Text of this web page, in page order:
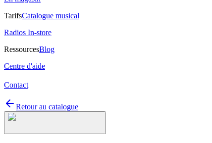
TarifsCatalogue musical
Radios In-store
RessourcesBlog
Centre d'aide
Contact
Retour au catalogue